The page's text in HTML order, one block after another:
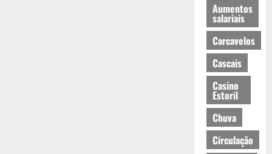
Aumentos
salariais
Carcavelos
Cascais
Casino
Estoril
Chuva
Circulação